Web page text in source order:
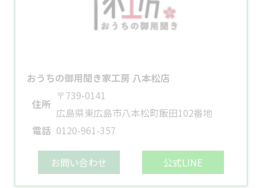
おうちの御用聞き家工房 八本松店
住所
〒739-0141
広島県東広島市八本松町飯田102番地
電話 0120-961-357
お問い合わせ 公式LINE